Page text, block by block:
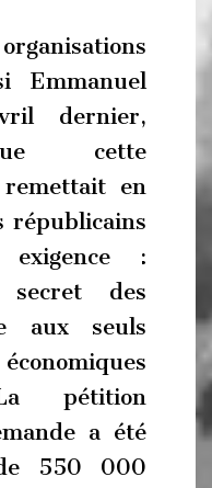
Emmanuel
dernier,
cette
en
républicains
:
des
aux seuls
pétition
a été
550 000